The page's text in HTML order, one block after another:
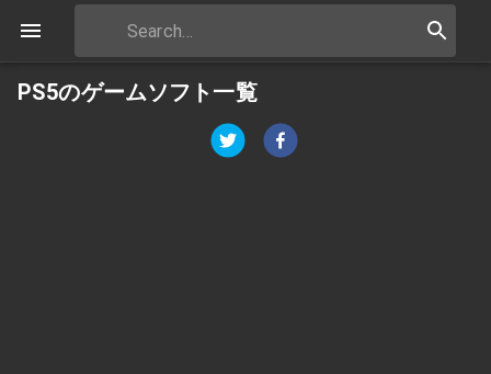
PS5のゲームソフト一覧